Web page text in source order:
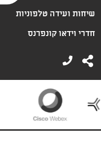
שיחות ועידה טלפוניות
חדרי וידאו קונפרנס